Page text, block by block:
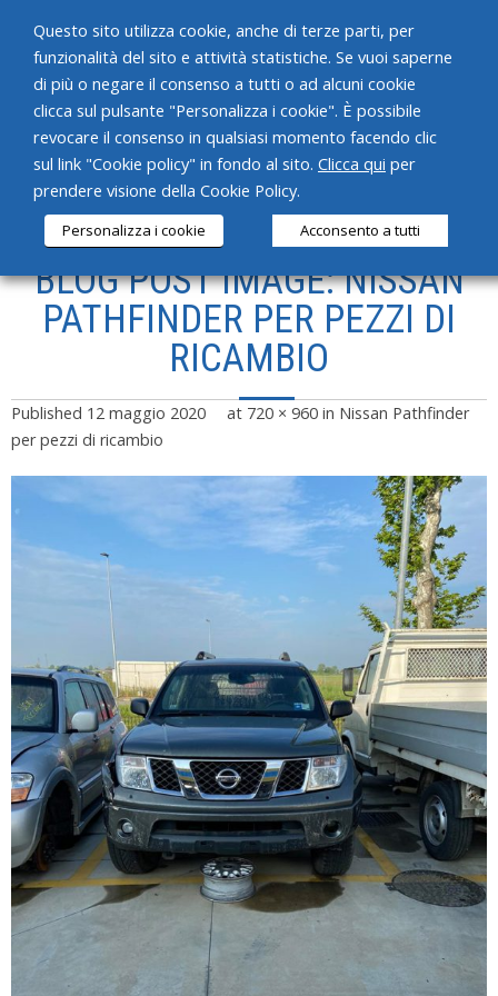
HOME
CHI SIAMO
SERVIZI
PRODOTTI
CONTATTI
BLOG POST IMAGE: NISSAN
PATHFINDER PER PEZZI DI
RICAMBIO
Published 12 maggio 2020 at 720 × 960 in Nissan Pathfinder
per pezzi di ricambio
Questo sito utilizza cookie, anche di terze parti, per
funzionalità del sito e attività statistiche. Se vuoi saperne
di più o negare il consenso a tutti o ad alcuni cookie
clicca sul pulsante "Personalizza i cookie". È possibile
revocare il consenso in qualsiasi momento facendo clic
sul link "Cookie policy" in fondo al sito. Clicca qui per
prendere visione della Cookie Policy.
Personalizza i cookie Acconsento a tutti